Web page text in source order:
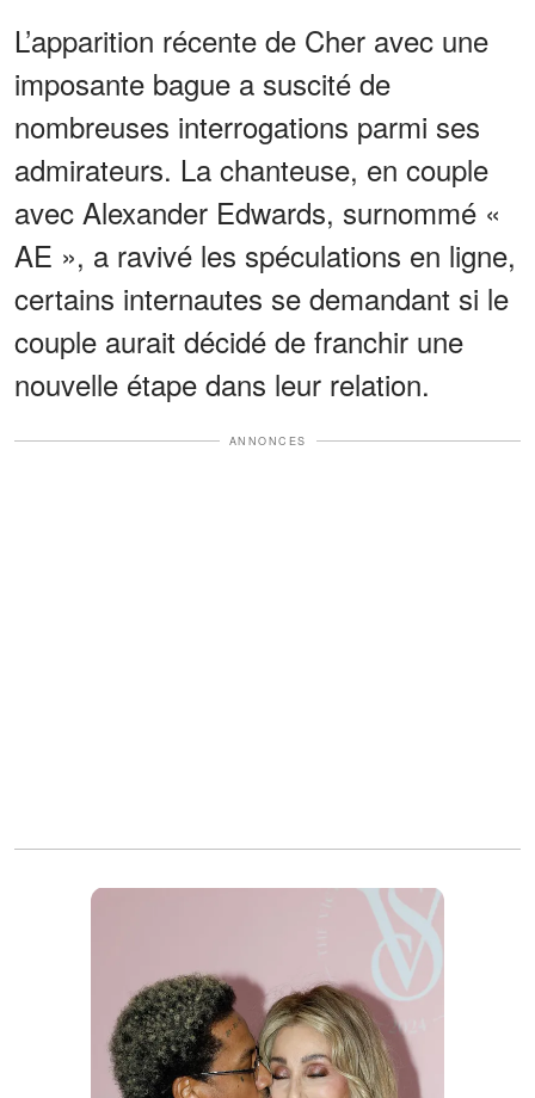
L’apparition récente de Cher avec une
imposante bague a suscité de
nombreuses interrogations parmi ses
admirateurs. La chanteuse, en couple
avec Alexander Edwards, surnommé «
AE », a ravivé les spéculations en ligne,
certains internautes se demandant si le
couple aurait décidé de franchir une
nouvelle étape dans leur relation.
ANNONCES